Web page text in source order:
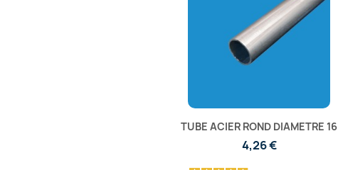
TUBE ACIER ROND DIAMETRE 16
4,26 €